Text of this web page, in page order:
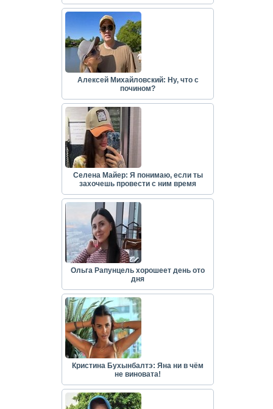
Алексей Михайловский: Ну, что с
почином?
Селена Майер: Я понимаю, если ты
захочешь провести с ним время
Ольга Рапунцель хорошеет день ото
дня
Кристина Бухынбалтэ: Яна ни в чём
не виновата!